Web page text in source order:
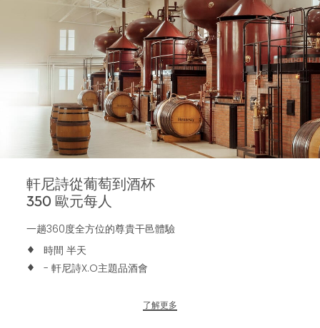
軒尼詩從葡萄到酒杯
350歐元每人
一趟360度全方位的尊貴干邑體驗
時間 半天
- 軒尼詩X.O主題品酒會
了解更多